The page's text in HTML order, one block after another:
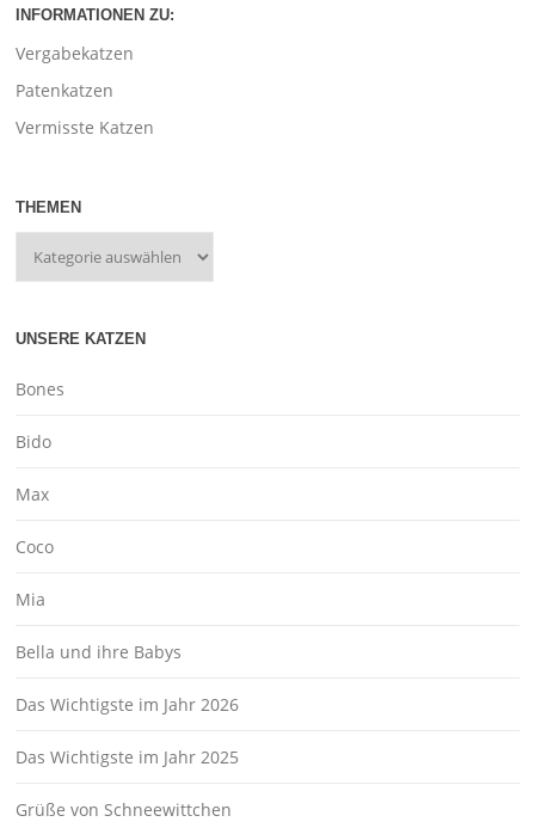
INFORMATIONEN ZU:
Vergabekatzen
Patenkatzen
Vermisste Katzen
THEMEN
UNSERE KATZEN
Bones
Bido
Max
Coco
Mia
Bella und ihre Babys
Das Wichtigste im Jahr 2026
Das Wichtigste im Jahr 2025
Grüße von Schneewittchen